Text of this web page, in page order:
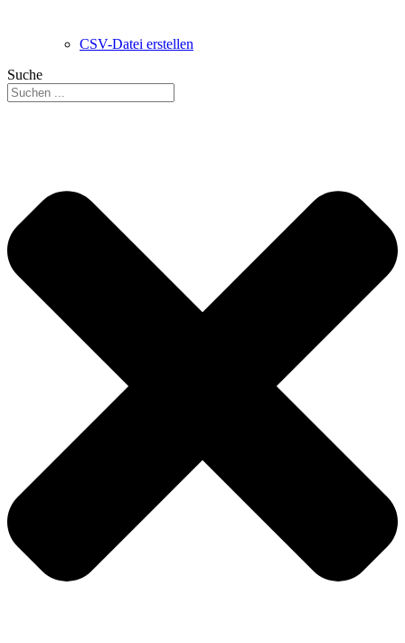
CSV-Datei erstellen
Suche